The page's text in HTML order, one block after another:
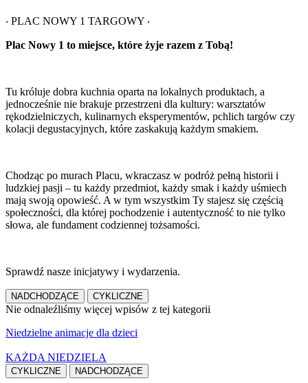
‧ PLAC NOWY 1 TARGOWY ‧
Plac Nowy 1 to miejsce, które żyje razem z Tobą!
Tu króluje dobra kuchnia oparta na lokalnych produktach, a
jednocześnie nie brakuje przestrzeni dla kultury: warsztatów
rękodzielniczych, kulinarnych eksperymentów, pchlich targów czy
kolacji degustacyjnych, które zaskakują każdym smakiem.
Chodząc po murach Placu, wkraczasz w podróż pełną historii i
ludzkiej pasji – tu każdy przedmiot, każdy smak i każdy uśmiech
mają swoją opowieść. A w tym wszystkim Ty stajesz się częścią
społeczności, dla której pochodzenie i autentyczność to nie tylko
słowa, ale fundament codziennej tożsamości.
Sprawdź nasze inicjatywy i wydarzenia.
NADCHODZĄCE CYKLICZNE
Nie odnaleźliśmy więcej wpisów z tej kategorii
Niedzielne animacje dla dzieci
KAŻDA NIEDZIELA
CYKLICZNE NADCHODZĄCE